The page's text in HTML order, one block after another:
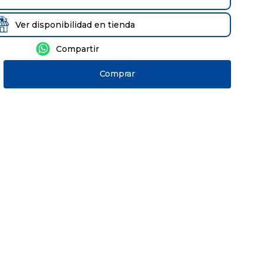
Ver disponibilidad en tienda
Comprar